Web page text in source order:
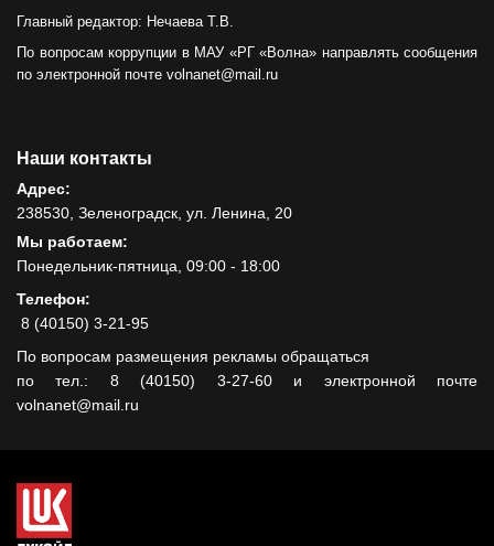
Главный редактор: Нечаева Т.В.
По вопросам коррупции в МАУ «РГ «Волна» направлять сообщения
по электронной почте volnanet@mail.ru
Наши контакты
Адрес:
238530, Зеленоградск, ул. Ленина, 20
Мы работаем:
Понедельник-пятница, 09:00 - 18:00
Телефон:
8 (40150) 3-21-95
По вопросам размещения рекламы обращаться
по тел.: 8 (40150) 3-27-60 и электронной почте
volnanet@mail.ru